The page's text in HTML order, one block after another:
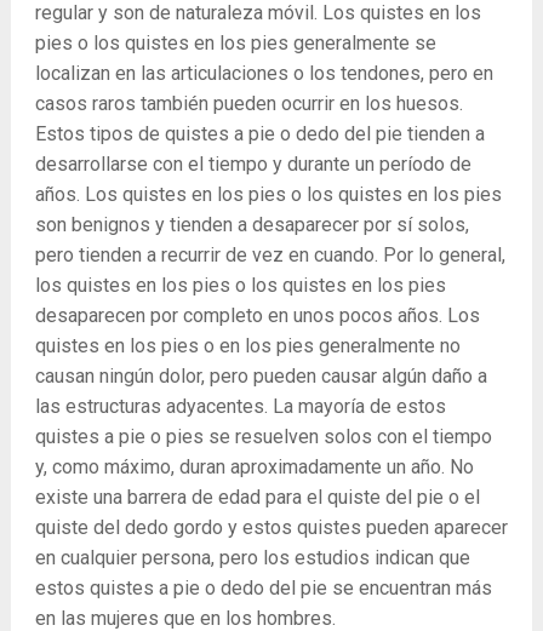
regular y son de naturaleza móvil. Los quistes en los
pies o los quistes en los pies generalmente se
localizan en las articulaciones o los tendones, pero en
casos raros también pueden ocurrir en los huesos.
Estos tipos de quistes a pie o dedo del pie tienden a
desarrollarse con el tiempo y durante un período de
años. Los quistes en los pies o los quistes en los pies
son benignos y tienden a desaparecer por sí solos,
pero tienden a recurrir de vez en cuando. Por lo general,
los quistes en los pies o los quistes en los pies
desaparecen por completo en unos pocos años. Los
quistes en los pies o en los pies generalmente no
causan ningún dolor, pero pueden causar algún daño a
las estructuras adyacentes. La mayoría de estos
quistes a pie o pies se resuelven solos con el tiempo
y, como máximo, duran aproximadamente un año. No
existe una barrera de edad para el quiste del pie o el
quiste del dedo gordo y estos quistes pueden aparecer
en cualquier persona, pero los estudios indican que
estos quistes a pie o dedo del pie se encuentran más
en las mujeres que en los hombres.